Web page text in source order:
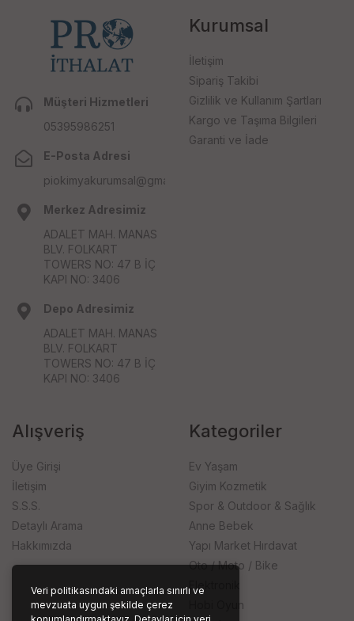
Veri politikasındaki amaçlarla sınırlı ve
mevzuata uygun şekilde çerez
Müşteri Hizmetleri
05395986251
E-Posta Adresi
piokimyakurumsal@gmail.com
Merkez Adresimiz
ADALET MAH. MANAS
BLV. FOLKART
TOWERS NO: 47 B İÇ
KAPI NO: 3406
Depo Adresimiz
ADALET MAH. MANAS
BLV. FOLKART
TOWERS NO: 47 B İÇ
KAPI NO: 3406
Kurumsal
İletişim
Sipariş Takibi
Gizlilik ve Kullanım Şartları
Kargo ve Taşıma Bilgileri
Garanti ve İade
Alışveriş
Üye Girişi
İletişim
S.S.S.
Detaylı Arama
Hakkımızda
Kategoriler
Ev Yaşam
Giyim Kozmetik
Spor & Outdoor & Sağlık
Anne Bebek
Yapı Market Hırdavat
Oto / Moto / Bike
Hobi Oyun